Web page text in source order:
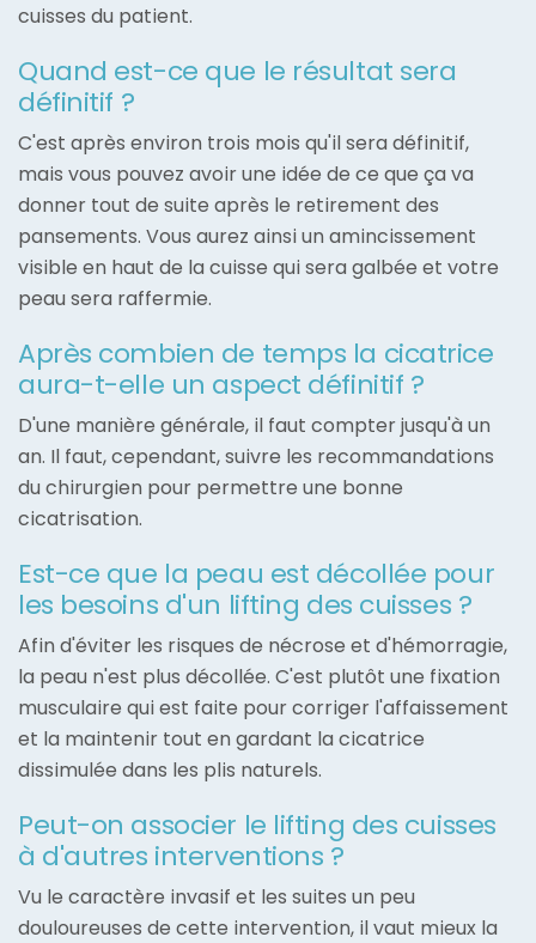
cuisses du patient.
Quand est-ce que le résultat sera
définitif ?
C'est après environ trois mois qu'il sera définitif,
mais vous pouvez avoir une idée de ce que ça va
donner tout de suite après le retirement des
pansements. Vous aurez ainsi un amincissement
visible en haut de la cuisse qui sera galbée et votre
peau sera raffermie.
Après combien de temps la cicatrice
aura-t-elle un aspect définitif ?
D'une manière générale, il faut compter jusqu'à un
an. Il faut, cependant, suivre les recommandations
du chirurgien pour permettre une bonne
cicatrisation.
Est-ce que la peau est décollée pour
les besoins d'un lifting des cuisses ?
Afin d'éviter les risques de nécrose et d'hémorragie,
la peau n'est plus décollée. C'est plutôt une fixation
musculaire qui est faite pour corriger l'affaissement
et la maintenir tout en gardant la cicatrice
dissimulée dans les plis naturels.
Peut-on associer le lifting des cuisses
à d'autres interventions ?
Vu le caractère invasif et les suites un peu
douloureuses de cette intervention, il vaut mieux la